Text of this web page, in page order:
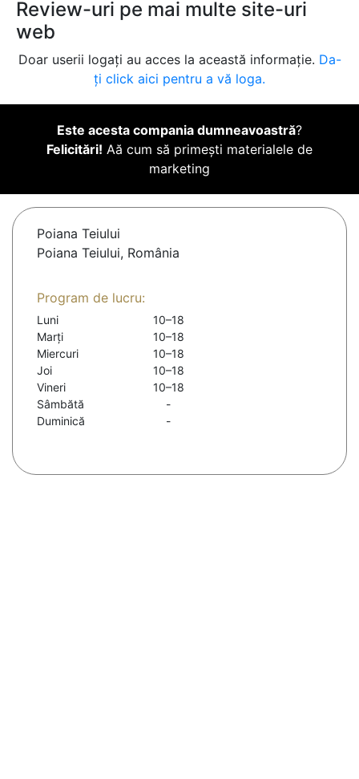
Review-uri pe mai multe site-uri
web
Doar userii logați au acces la această informație. Da-
ți click aici pentru a vă loga.
Este acesta compania dumneavoastră?
Felicitări! Aă cum să primești materialele de
marketing
Poiana Teiului
Poiana Teiului, România
Program de lucru:
Luni
10–18
Marți
10–18
Miercuri
10–18
Joi
10–18
Vineri
10–18
Sâmbătă
-
Duminică
-